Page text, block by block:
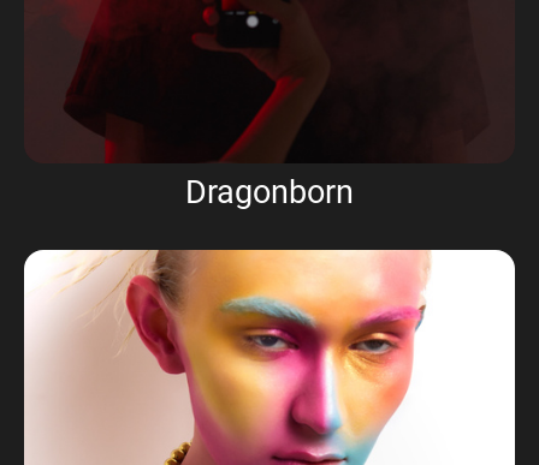
Dragonborn